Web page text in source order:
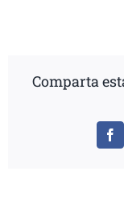
Comparta